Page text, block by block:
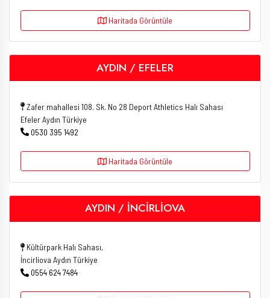
Haritada Görüntüle
AYDIN / EFELER
Zafer mahallesi 108. Sk. No 28 Deport Athletics Halı Sahası
Efeler Aydın Türkiye
0530 395 1492
Haritada Görüntüle
AYDIN / İNCİRLİOVA
Kültürpark Halı Sahası,
İncirliova Aydın Türkiye
0554 624 7484